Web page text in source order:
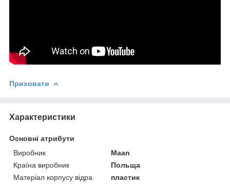
Приховати
Характеристики
Основні атрибути
Виробник
Maan
Країна виробник
Польща
Матеріал корпусу відра
пластик